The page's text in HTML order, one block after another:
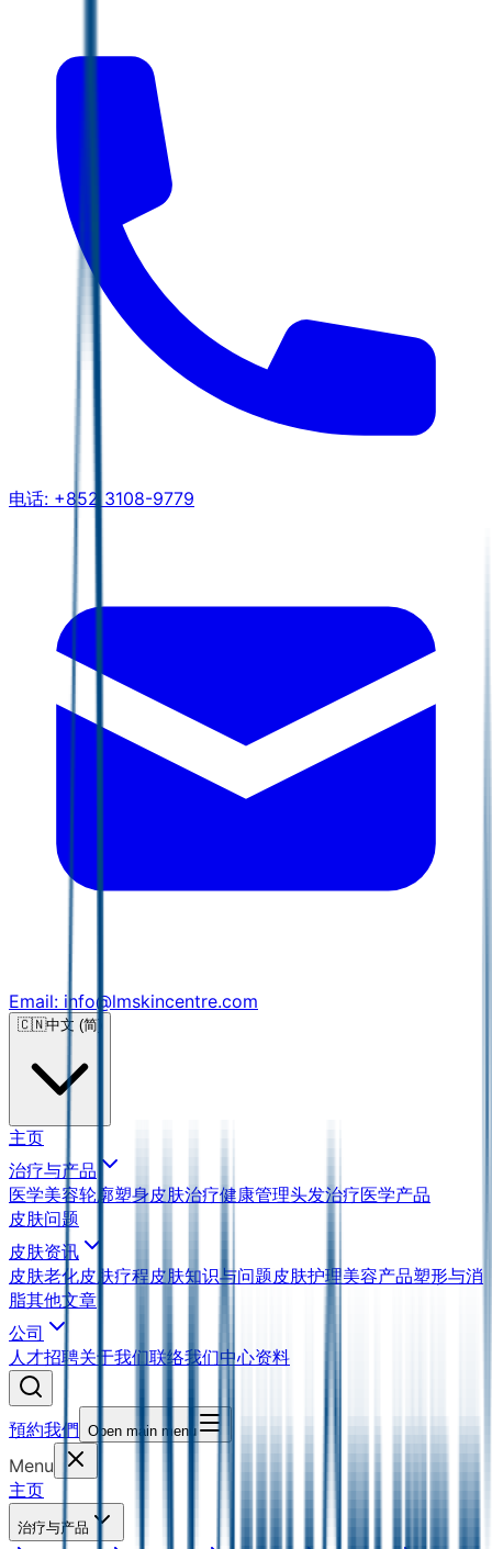
电话: +852 3108-9779
Email: info@lmskincentre.com
🇨🇳中文 (简)
主页
治疗与产品
医学美容轮廓塑身皮肤治疗健康管理头发治疗医学产品
皮肤问题
皮肤资讯
皮肤老化皮肤疗程皮肤知识与问题皮肤护理美容产品塑形与消
脂其他文章
公司
人才招聘关于我们联络我们中心资料
預約我們 Open main menu
Menu
主页
治疗与产品